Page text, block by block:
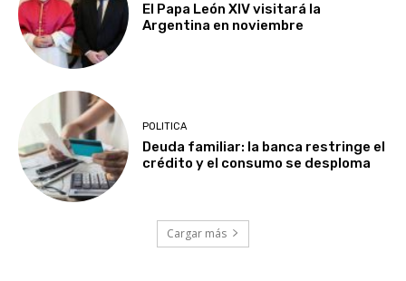
El Papa León XIV visitará la
Argentina en noviembre
POLITICA
Deuda familiar: la banca restringe el
crédito y el consumo se desploma
Cargar más